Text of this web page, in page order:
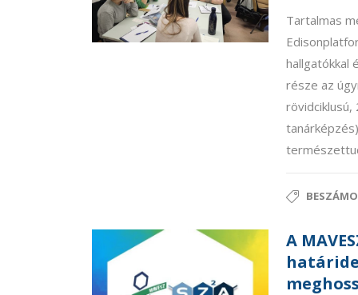
Tartalmas
hallgatókkal
része az
A